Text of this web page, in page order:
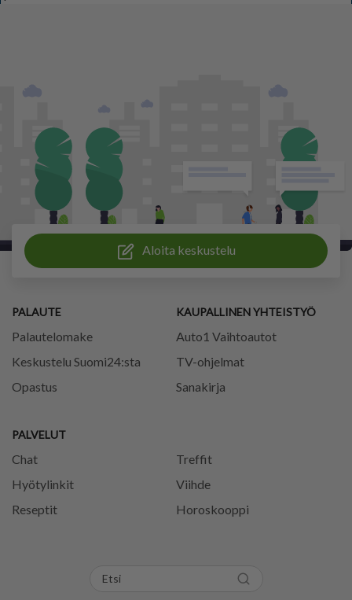
Aloita keskustelu
PALAUTE
Palautelomake
Keskustelu Suomi24:sta
Opastus
PALVELUT
Chat
Treffit
Hyötylinkit
Viihde
Reseptit
Horoskooppi
KAUPALLINEN YHTEISTYÖ
Auto1 Vaihtoautot
TV-ohjelmat
Sanakirja